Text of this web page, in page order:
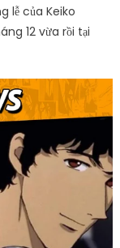
lễ của Keiko
12 vừa rồi tại